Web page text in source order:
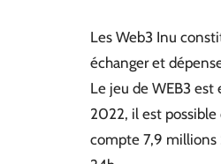
Les Web3 Inu
échanger et
Le jeu de WEB3
2022, il est
compte 7,9 millions